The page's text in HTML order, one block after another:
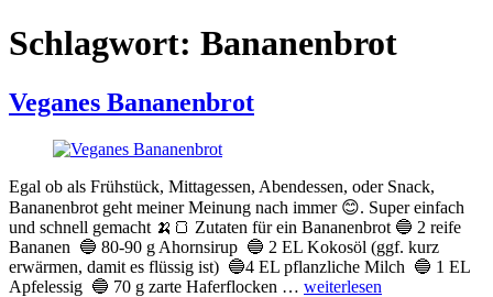
Schlagwort: Bananenbrot
Veganes Bananenbrot
Egal ob als Frühstück, Mittagessen, Abendessen, oder Snack,
Bananenbrot geht meiner Meinung nach immer 😊. Super einfach
und schnell gemacht 🍌🍞 Zutaten für ein Bananenbrot 🔵 2 reife
Bananen 🔵 80-90 g Ahornsirup 🔵 2 EL Kokosöl (ggf. kurz
erwärmen, damit es flüssig ist) 🔵4 EL pflanzliche Milch 🔵 1 EL
Apfelessig 🔵 70 g zarte Haferflocken … Veganes
weiterlesen